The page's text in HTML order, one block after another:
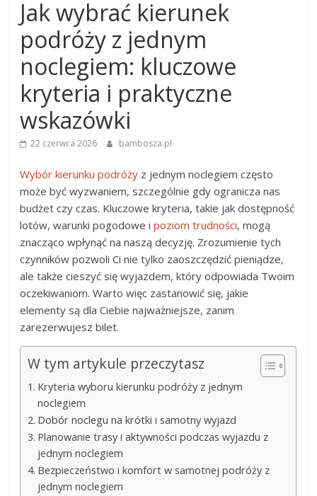
Jak wybrać kierunek
podróży z jednym
noclegiem: kluczowe
kryteria i praktyczne
wskazówki
22 czerwca 2026 bambosza.pl
Wybór kierunku podróży z jednym noclegiem często
może być wyzwaniem, szczególnie gdy ogranicza nas
budżet czy czas. Kluczowe kryteria, takie jak dostępność
lotów, warunki pogodowe ipoziom trudności, mogą
znacząco wpłynąć na naszą decyzję. Zrozumienie tych
czynników pozwoli Ci nie tylko zaoszczędzić pieniądze,
ale także cieszyć się wyjazdem, który odpowiada Twoim
oczekiwaniom. Warto więc zastanowić się, jakie
elementy są dla Ciebie najważniejsze, zanim
zarezerwujesz bilet.
W tym artykule przeczytasz
Kryteria wyboru kierunku podróży z jednym
noclegiem
Dobór noclegu na krótki i samotny wyjazd
Planowanie trasy i aktywności podczas wyjazdu z
jednym noclegiem
Bezpieczeństwo i komfort w samotnej podróży z
jednym noclegiem